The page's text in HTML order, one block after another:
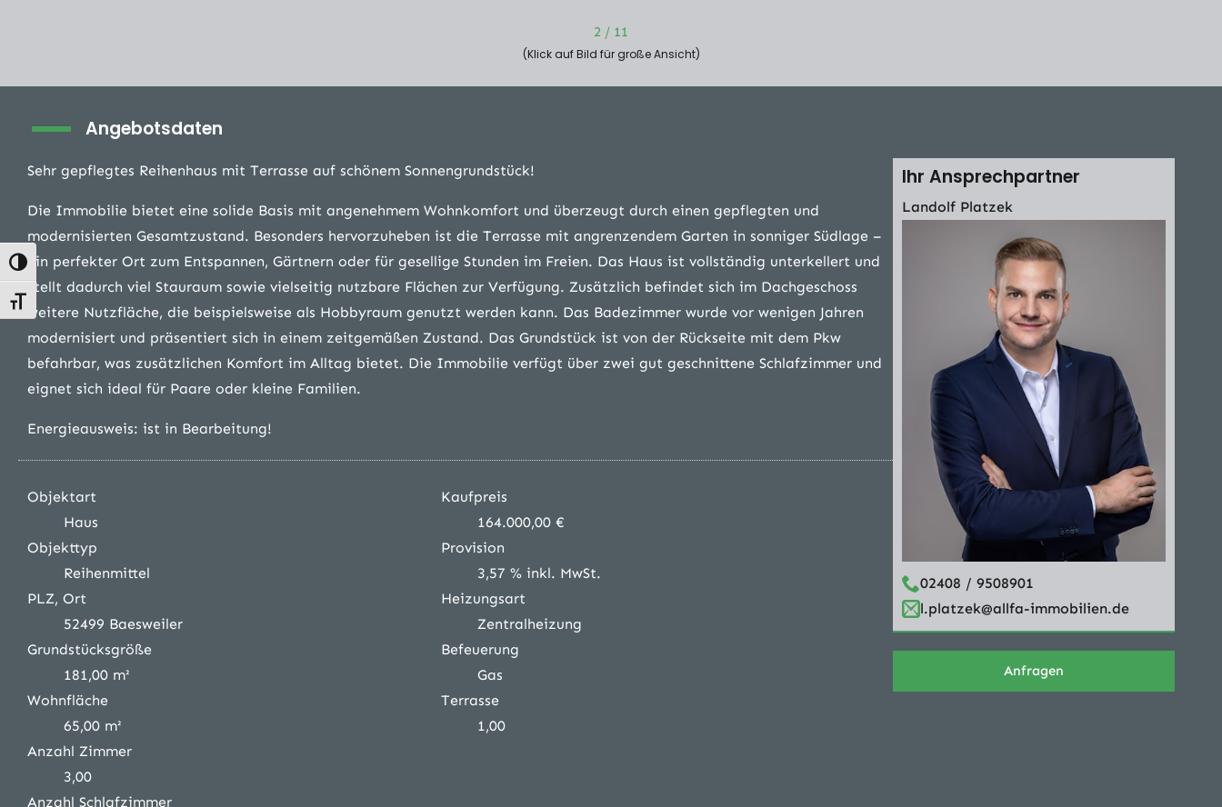
Umschalten auf hohe Kontraste
Schrift vergrößern
2 / 11
(Klick auf Bild für große Ansicht)
Angebotsdaten
Sehr gepflegtes Reihenhaus mit Terrasse auf schönem Sonnengrundstück!
Die Immobilie bietet eine solide Basis mit angenehmem Wohnkomfort und überzeugt durch einen gepflegten und
modernisierten Gesamtzustand. Besonders hervorzuheben ist die Terrasse mit angrenzendem Garten in sonniger Südlage –
ein perfekter Ort zum Entspannen, Gärtnern oder für gesellige Stunden im Freien. Das Haus ist vollständig unterkellert und
stellt dadurch viel Stauraum sowie vielseitig nutzbare Flächen zur Verfügung. Zusätzlich befindet sich im Dachgeschoss
weitere Nutzfläche, die beispielsweise als Hobbyraum genutzt werden kann. Das Badezimmer wurde vor wenigen Jahren
modernisiert und präsentiert sich in einem zeitgemäßen Zustand. Das Grundstück ist von der Rückseite mit dem Pkw
befahrbar, was zusätzlichen Komfort im Alltag bietet. Die Immobilie verfügt über zwei gut geschnittene Schlafzimmer und
eignet sich ideal für Paare oder kleine Familien.
Energieausweis: ist in Bearbeitung!
Objektart
Haus
Objekttyp
Reihenmittel
PLZ, Ort
52499 Baesweiler
Grundstücksgröße
181,00 m²
Wohnfläche
65,00 m²
Anzahl Zimmer
3,00
Anzahl Schlafzimmer
Kaufpreis
164.000,00 €
Provision
3,57 % inkl. MwSt.
Heizungsart
Zentralheizung
Befeuerung
Gas
Terrasse
1,00
Ihr Ansprechpartner
Landolf Platzek
02408 / 9508901
l.platzek@allfa-immobilien.de
Anfragen